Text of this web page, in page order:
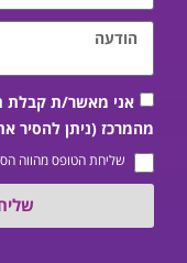
אני מאשר/ת קבלת
מהמרכז (ניתן להסיר
שליחת הטופס מהווה